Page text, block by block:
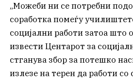
„Можеби ни се потребни
соработка помеѓу
социјални работи затоа што
извести Центарот за
стганува збор за потешко
излезе на терен да работи со